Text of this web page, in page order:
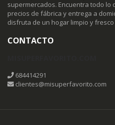
supermercados. Encuentra todo lo
precios de fábrica y entrega a
disfruta de un hogar limpio y
CONTACTO
684414291
clientes@misuperfavorito.com